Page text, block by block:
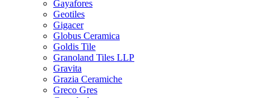
Gayafores
Geotiles
Gigacer
Globus Ceramica
Goldis Tile
Granoland Tiles LLP
Gravita
Grazia Ceramiche
Greco Gres